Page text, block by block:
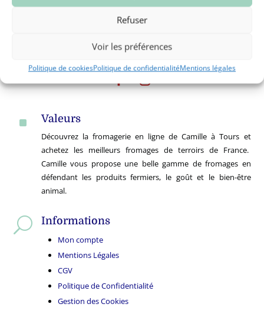
Refuser
Voir les préférences
Politique de cookiesPolitique de confidentialitéMentions légales
5 Pl. Michelet, 37000 Tours
Contactez nous par mail
^ Valeurs
Découvrez la fromagerie en ligne de Camille à Tours et
achetez les meilleurs fromages de terroirs de France.
Camille vous propose une belle gamme de fromages en
défendant les produits fermiers, le goût et le bien-être
animal.
U Informations
Mon compte
Mentions Légales
CGV
Politique de Confidentialité
Gestion des Cookies